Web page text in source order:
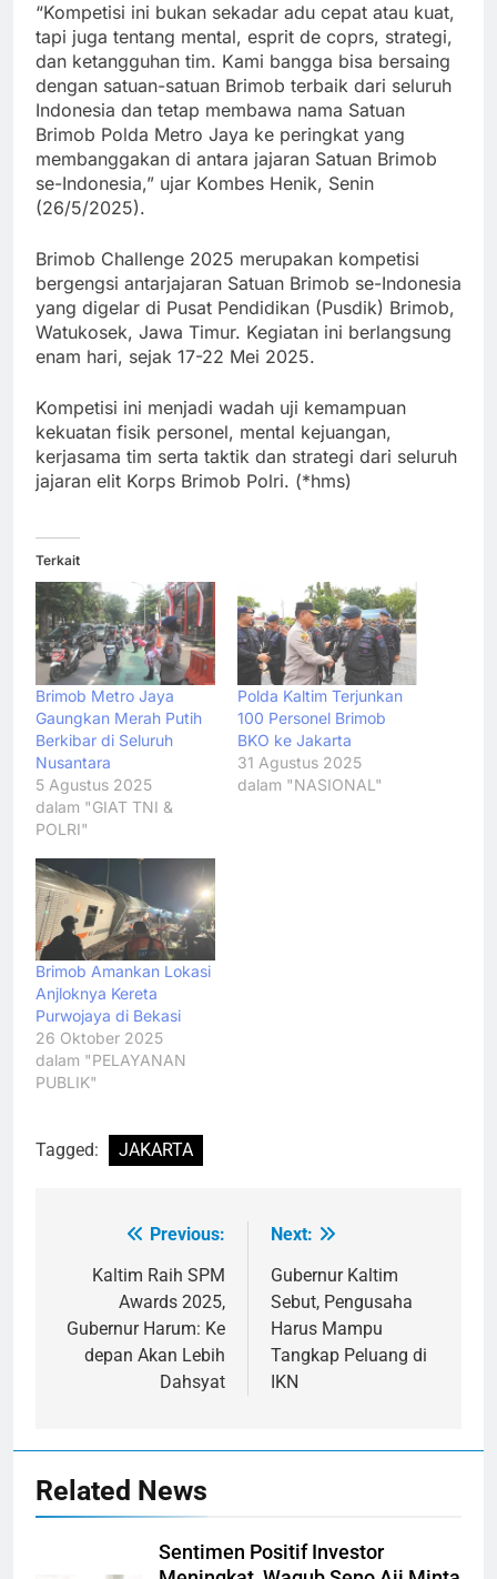
“Kompetisi ini bukan sekadar adu cepat atau kuat,
tapi juga tentang mental, esprit de coprs, strategi,
dan ketangguhan tim. Kami bangga bisa bersaing
dengan satuan-satuan Brimob terbaik dari seluruh
Indonesia dan tetap membawa nama Satuan
Brimob Polda Metro Jaya ke peringkat yang
membanggakan di antara jajaran Satuan Brimob
se-Indonesia,” ujar Kombes Henik, Senin
(26/5/2025).
Brimob Challenge 2025 merupakan kompetisi
bergengsi antarjajaran Satuan Brimob se-Indonesia
yang digelar di Pusat Pendidikan (Pusdik) Brimob,
Watukosek, Jawa Timur. Kegiatan ini berlangsung
enam hari, sejak 17-22 Mei 2025.
Kompetisi ini menjadi wadah uji kemampuan
kekuatan fisik personel, mental kejuangan,
kerjasama tim serta taktik dan strategi dari seluruh
jajaran elit Korps Brimob Polri. (*hms)
Terkait
Brimob Metro Jaya
Gaungkan Merah Putih
Berkibar di Seluruh
Nusantara
5 Agustus 2025
dalam "GIAT TNI &
POLRI"
Polda Kaltim Terjunkan
100 Personel Brimob
BKO ke Jakarta
31 Agustus 2025
dalam "NASIONAL"
Brimob Amankan Lokasi
Anjloknya Kereta
Purwojaya di Bekasi
26 Oktober 2025
dalam "PELAYANAN
PUBLIK"
Tagged: JAKARTA
Navigasi
pos
Previous:
Kaltim Raih SPM
Awards 2025,
Gubernur Harum: Ke
depan Akan Lebih
Dahsyat
Next:
Gubernur Kaltim
Sebut, Pengusaha
Harus Mampu
Tangkap Peluang di
IKN
Related News
Sentimen Positif Investor